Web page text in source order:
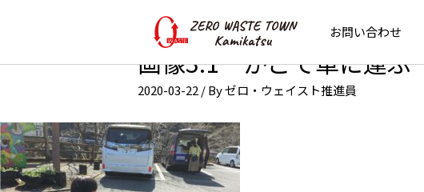
お問い合わせ
画像3.1 かごで車に運ぶ
2020-03-22/ Byゼロ・ウェイスト推進員